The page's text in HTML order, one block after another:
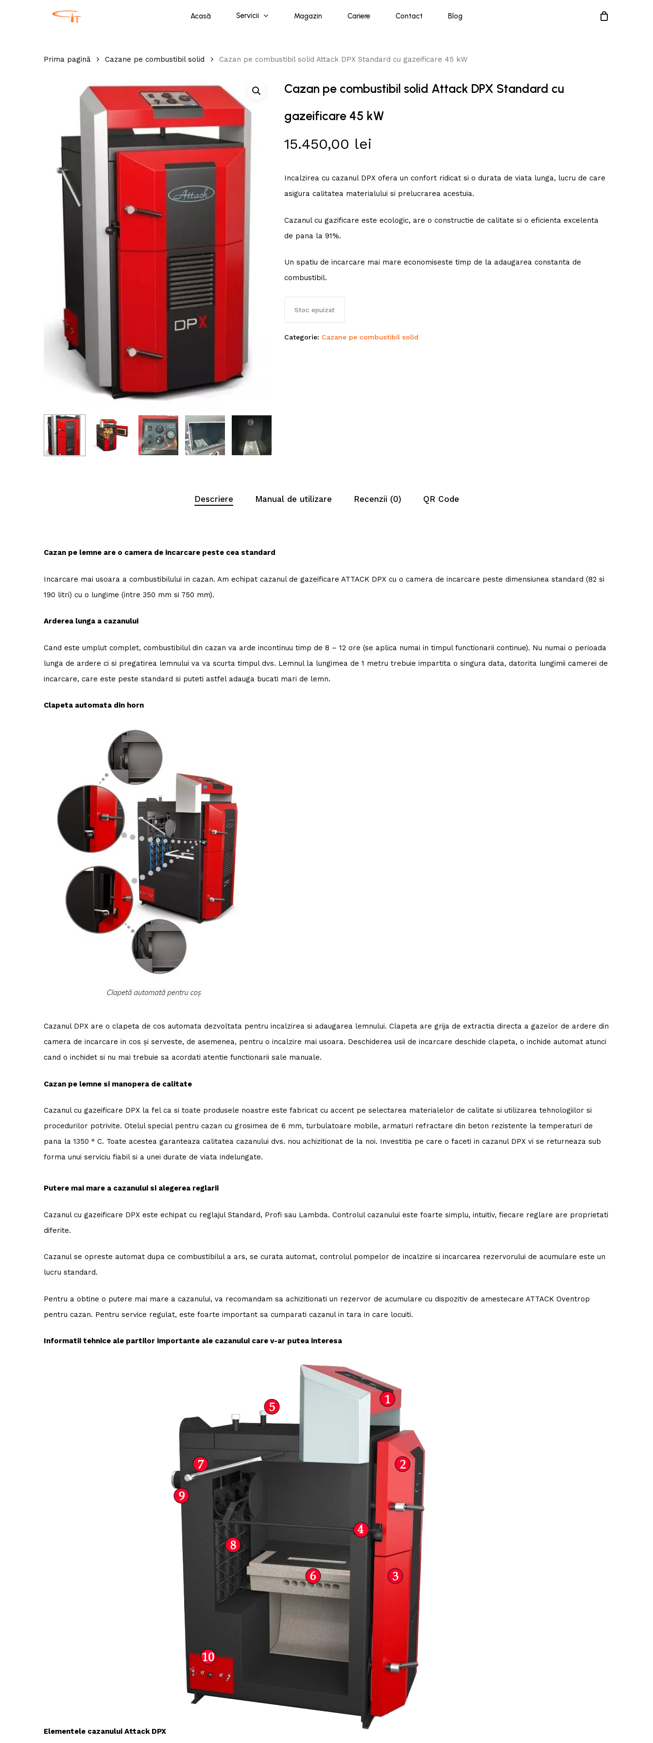
Acasă Servicii Magazin Cariere Contact Blog
Prima pagină Cazane pe combustibil solid Cazan pe combustibil solid Attack DPX Standard cu gazeificare 45 kW
Cazan pe combustibil solid Attack DPX Standard cu
gazeificare 45 kW
15.450,00 lei
Incalzirea cu cazanul DPX ofera un confort ridicat si o durata de viata lunga, lucru de care
asigura calitatea materialului si prelucrarea acestuia.
Cazanul cu gazificare este ecologic, are o constructie de calitate si o eficienta excelenta
de pana la 91%.
Un spatiu de incarcare mai mare economiseste timp de la adaugarea constanta de
combustibil.
Stoc epuizat
Categorie: Cazane pe combustibil solid
Descriere Manual de utilizare Recenzii (0) QR Code
Cazan pe lemne are o camera de incarcare peste cea standard
Incarcare mai usoara a combustibilului in cazan. Am echipat cazanul de gazeificare ATTACK DPX cu o camera de incarcare peste dimensiunea standard (82 si
190 litri) cu o lungime (intre 350 mm si 750 mm).
Arderea lunga a cazanului
Cand este umplut complet, combustibilul din cazan va arde incontinuu timp de 8 – 12 ore (se aplica numai in timpul functionarii continue). Nu numai o perioada
lunga de ardere ci si pregatirea lemnului va va scurta timpul dvs. Lemnul la lungimea de 1 metru trebuie impartita o singura data, datorita lungimii camerei de
incarcare, care este peste standard si puteti astfel adauga bucati mari de lemn.
Clapeta automata din horn
Cazanul DPX are o clapeta de cos automata dezvoltata pentru incalzirea si adaugarea lemnului. Clapeta are grija de extractia directa a gazelor de ardere din
camera de incarcare in cos și serveste, de asemenea, pentru o incalzire mai usoara. Deschiderea usii de incarcare deschide clapeta, o inchide automat atunci
cand o inchidet si nu mai trebuie sa acordati atentie functionarii sale manuale.
Cazan pe lemne si manopera de calitate
Cazanul cu gazeificare DPX la fel ca si toate produsele noastre este fabricat cu accent pe selectarea materialelor de calitate si utilizarea tehnologiilor si
procedurilor potrivite. Otelul special pentru cazan cu grosimea de 6 mm, turbulatoare mobile, armaturi refractare din beton rezistente la temperaturi de
pana la 1350 ° C. Toate acestea garanteaza calitatea cazanului dvs. nou achizitionat de la noi. Investitia pe care o faceti in cazanul DPX vi se returneaza sub
forma unui serviciu fiabil si a unei durate de viata indelungate.
Putere mai mare a cazanului si alegerea reglarii
Cazanul cu gazeificare DPX este echipat cu reglajul Standard, Profi sau Lambda. Controlul cazanului este foarte simplu, intuitiv, fiecare reglare are proprietati
diferite.
Cazanul se opreste automat dupa ce combustibilul a ars, se curata automat, controlul pompelor de incalzire si incarcarea rezervorului de acumulare este un
lucru standard.
Pentru a obtine o putere mai mare a cazanului, va recomandam sa achizitionati un rezervor de acumulare cu dispozitiv de amestecare ATTACK Oventrop
pentru cazan. Pentru service regulat, este foarte important sa cumparati cazanul in tara in care locuiti.
Informatii tehnice ale partilor importante ale cazanului care v-ar putea interesa
Elementele cazanului Attack DPX